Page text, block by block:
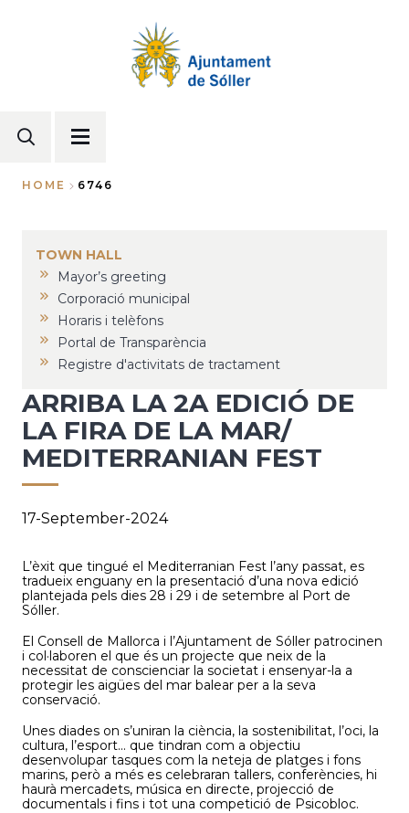
HOME 6746
TOWN HALL
Mayor’s greeting
Corporació municipal
Horaris i telèfons
Portal de Transparència
Registre d'activitats de tractament
ARRIBA LA 2A EDICIÓ DE
LA FIRA DE LA MAR/
MEDITERRANIAN FEST
17-September-2024
L’èxit que tingué el Mediterranian Fest l’any passat, es
tradueix enguany en la presentació d’una nova edició
plantejada pels dies 28 i 29 i de setembre al Port de
Sóller.
El Consell de Mallorca i l’Ajuntament de Sóller patrocinen
i col·laboren el que és un projecte que neix de la
necessitat de conscienciar la societat i ensenyar-la a
protegir les aigües del mar balear per a la seva
conservació.
Unes diades on s’uniran la ciència, la sostenibilitat, l’oci, la
cultura, l’esport... que tindran com a objectiu
desenvolupar tasques com la neteja de platges i fons
marins, però a més es celebraran tallers, conferències, hi
haurà mercadets, música en directe, projecció de
documentals i fins i tot una competició de Psicobloc.